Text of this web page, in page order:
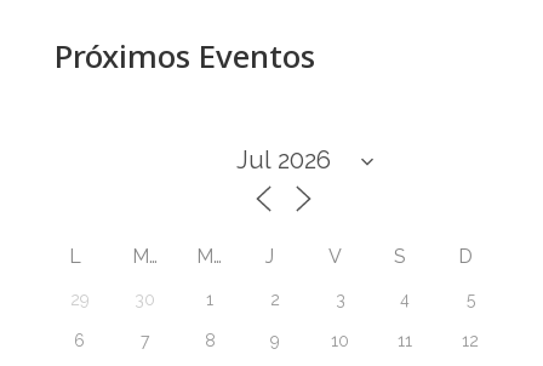
Próximos Eventos
L M M J V S D
29 30 1 2 3 4 5
6 7 8 9 10 11 12